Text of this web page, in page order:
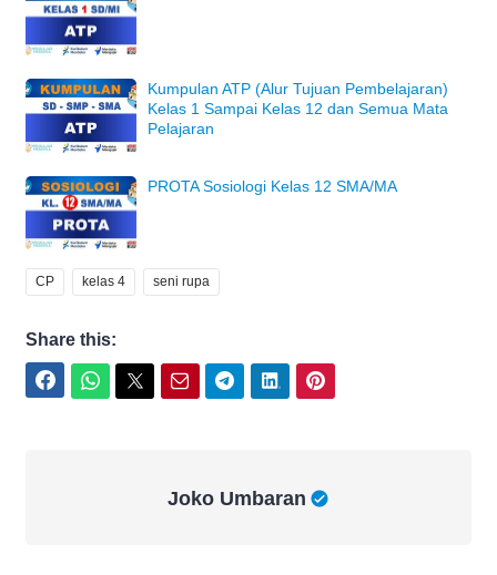
Kumpulan ATP (Alur Tujuan Pembelajaran)
Kelas 1 Sampai Kelas 12 dan Semua Mata
Pelajaran
PROTA Sosiologi Kelas 12 SMA/MA
CP kelas 4 seni rupa
Share this:
Joko Umbaran